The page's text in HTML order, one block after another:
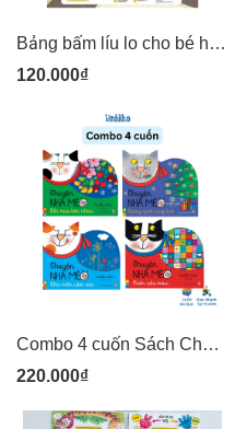
Bảng bấm líu lo cho bé học nói song ngữ -Ú Oà Toys
120.000₫
Combo 4 cuốn Sách Chuyện nhà mèo - Bốn mùa bên nhau, Muôn sắc màu, Giáng sinh lung linh, Khu vườn cảm xúc - trang cứng khó rách, ít chữ cho bé nhỏ - NXB Kim Đồng
220.000₫